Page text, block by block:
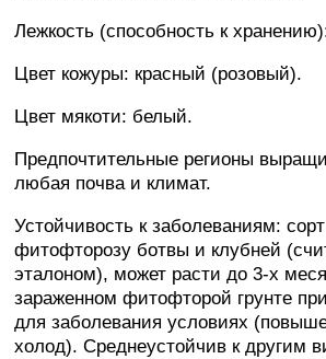
Лежкость (способность к
Цвет кожуры: красный (розовый).
Цвет мякоти: белый.
Предпочтительные регионы
любая почва и климат.
Устойчивость к заболеваниям:
фитофторозу ботвы и клубней
эталоном), может расти до 3-х
зараженном фитофторой грунте
для заболевания условиях
холод). Среднеустойчив к другим